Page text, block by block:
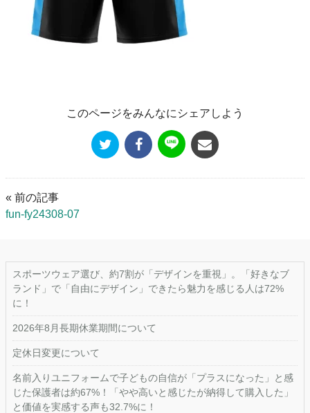
このページをみんなにシェアしよう
« 前の記事
fun-fy24308-07
スポーツウェア選び、約7割が「デザインを重視」。「好きなブ
ランド」で「自由にデザイン」できたら魅力を感じる人は72%
に！
2026年8月長期休業期間について
定休日変更について
名前入りユニフォームで子どもの自信が「プラスになった」と感
じた保護者は約67%！「やや高いと感じたが納得して購入した」
と価値を実感する声も32.7%に！